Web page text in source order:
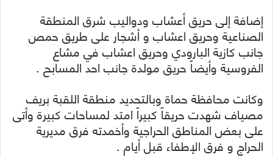
إضافة إلى حريق أعشاب ودواليب شرق المنطقة
الصناعية وحريق اعشاب و أشجار على طريق حمص
جانب كازية البارودي وحريق اعشاب في مشاع
الفروسية وأيضاً حريق مولدة جانب احد المسابح .
وكانت محافظة حماة وبالتحديد منطقة اللقبة بريف
مصياف شهدت حريقاً كبيراً امتد لمساحات كبيرة وأتى
على بعض المناطق الحراجية وأخمدته فرق مديرية
الحراج و فرق الإطفاء قبل أيام .